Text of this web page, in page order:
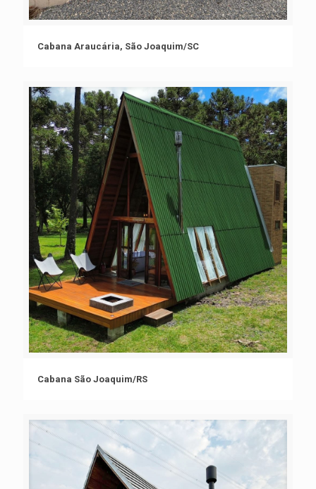
Cabana Araucária, São Joaquim/SC
Cabana Araucária, São Joaquim/SC
Cabana São Joaquim/RS
Cabana São Joaquim/RS